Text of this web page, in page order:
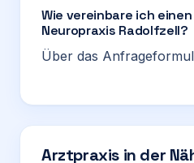
Wie vereinbare ich
Neuropraxis Radolfzell?
Über das
Arztpraxis in der